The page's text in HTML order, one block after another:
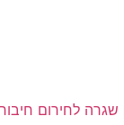
שגרה לחירום